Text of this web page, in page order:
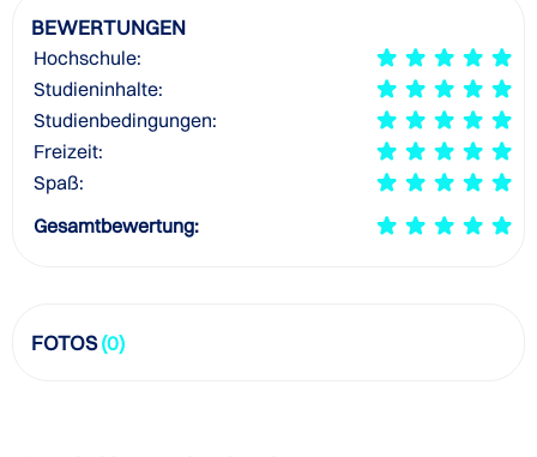
BEWERTUNGEN
Hochschule:
Studieninhalte:
Studienbedingungen:
Freizeit:
Spaß:
Gesamtbewertung:
FOTOS(0)